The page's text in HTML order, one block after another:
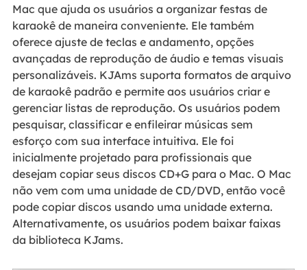
Mac que ajuda os usuários a organizar festas de
karaokê de maneira conveniente. Ele também
oferece ajuste de teclas e andamento, opções
avançadas de reprodução de áudio e temas visuais
personalizáveis. KJAms suporta formatos de arquivo
de karaokê padrão e permite aos usuários criar e
gerenciar listas de reprodução. Os usuários podem
pesquisar, classificar e enfileirar músicas sem
esforço com sua interface intuitiva. Ele foi
inicialmente projetado para profissionais que
desejam copiar seus discos CD+G para o Mac. O Mac
não vem com uma unidade de CD/DVD, então você
pode copiar discos usando uma unidade externa.
Alternativamente, os usuários podem baixar faixas
da biblioteca KJams.